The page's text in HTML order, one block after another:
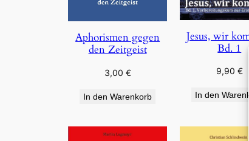
Aphorismen gegen
den Zeitgeist
3,00 €
In den Warenkorb
Jesus, wir
Bd. 1
9,90 €
In den